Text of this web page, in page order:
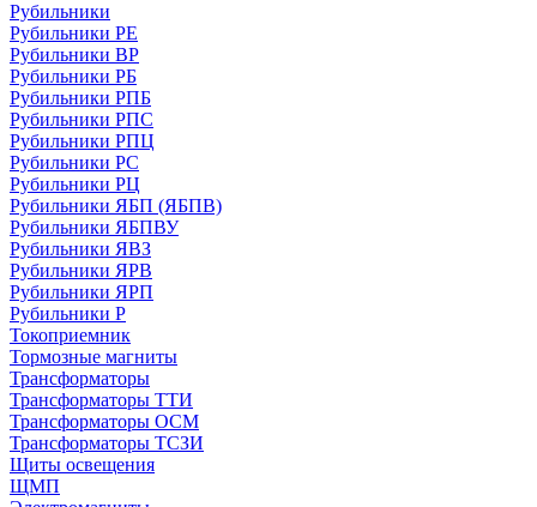
Рубильники
Рубильники РЕ
Рубильники ВР
Рубильники РБ
Рубильники РПБ
Рубильники РПС
Рубильники РПЦ
Рубильники РС
Рубильники РЦ
Рубильники ЯБП (ЯБПВ)
Рубильники ЯБПВУ
Рубильники ЯВЗ
Рубильники ЯРВ
Рубильники ЯРП
Рубильники Р
Токоприемник
Тормозные магниты
Трансформаторы
Трансформаторы ТТИ
Трансформаторы ОСМ
Трансформаторы ТСЗИ
Щиты освещения
ЩМП